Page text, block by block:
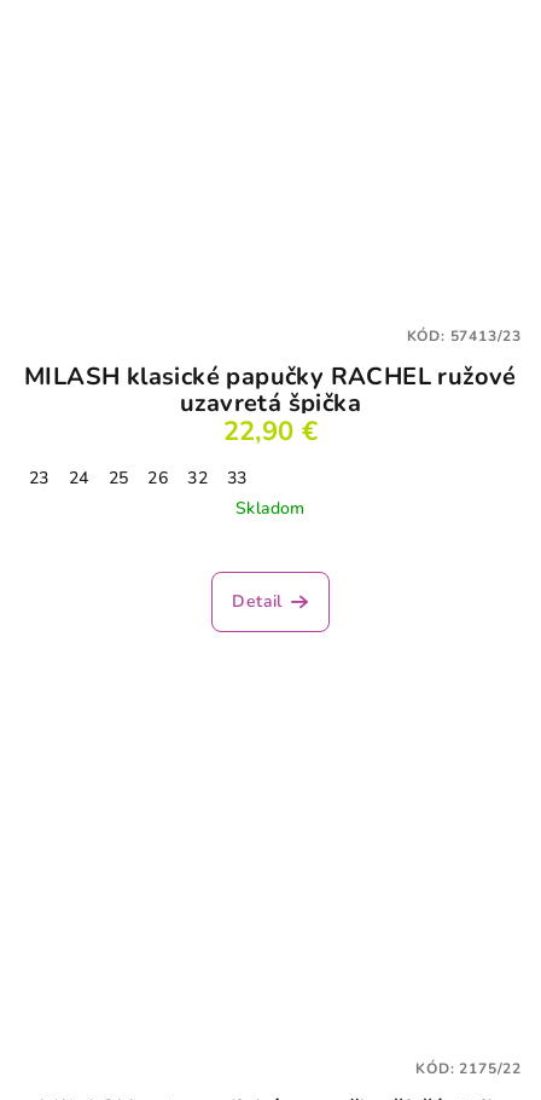
MILASH klasické papučky RACHEL ružové
uzavretá špička
22,90 €
23 24 25 26 32
33
Skladom
Detail
KÓD: 57413/23
KÓD:2175/22